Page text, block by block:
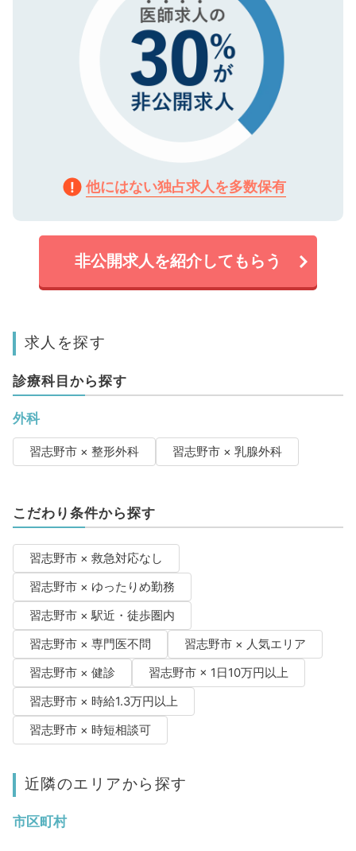
他にはない独占求人を多数保有
非公開求人を紹介してもらう
求人を探す
診療科目から探す
外科
習志野市 × 整形外科 習志野市 × 乳腺外科
こだわり条件から探す
習志野市 × 救急対応なし
習志野市 × ゆったりめ勤務
習志野市 × 駅近・徒歩圏内
習志野市 × 専門医不問
習志野市 × 人気エリア
習志野市 × 健診
習志野市 × 1日10万円以上
習志野市 × 時給1.3万円以上
習志野市 × 時短相談可
近隣のエリアから探す
市区町村